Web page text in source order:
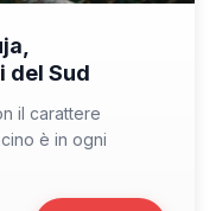
del Sud
il carattere
è in ogni